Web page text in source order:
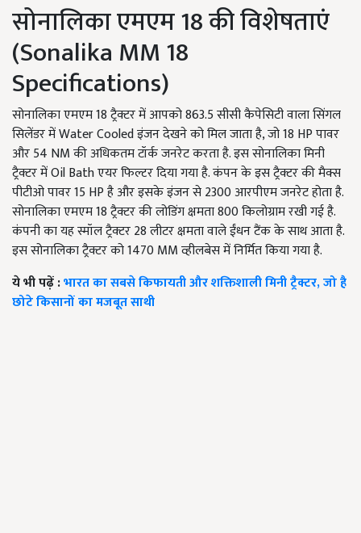
सोनालिका एमएम 18 की विशेषताएं
(Sonalika MM 18
Specifications)
सोनालिका एमएम 18 ट्रैक्टर में आपको 863.5 सीसी कैपेसिटी वाला सिंगल
सिलेंडर में Water Cooled इंजन देखने को मिल जाता है, जो 18 HP पावर
और 54 NM की अधिकतम टॉर्क जनरेट करता है. इस सोनालिका मिनी
ट्रैक्टर में Oil Bath एयर फिल्टर दिया गया है. कंपन के इस ट्रैक्टर की मैक्स
पीटीओ पावर 15 HP है और इसके इंजन से 2300 आरपीएम जनरेट होता है.
सोनालिका एमएम 18 ट्रैक्टर की लोडिंग क्षमता 800 किलोग्राम रखी गई है.
कंपनी का यह स्मॉल ट्रैक्टर 28 लीटर क्षमता वाले ईंधन टैंक के साथ आता है.
इस सोनालिका ट्रैक्टर को 1470 MM व्हीलबेस में निर्मित किया गया है.
ये भी पढ़ें :भारत का सबसे किफायती और शक्तिशाली मिनी ट्रैक्टर, जो है
छोटे किसानों का मजबूत साथी